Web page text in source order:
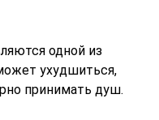
одной из
ухудшиться,
принимать душ.